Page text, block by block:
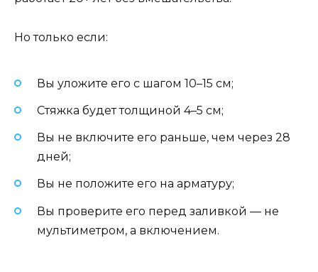
Но только если:
Вы уложите его с шагом 10–15 см;
Стяжка будет толщиной 4–5 см;
Вы не включите его раньше, чем через 28
дней;
Вы не положите его на арматуру;
Вы проверите его перед заливкой — не
мультиметром, а включением.